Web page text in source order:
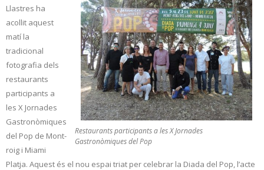
Restaurants participants a les X Jornades
Gastronòmiques del Pop
Llastres ha
acollit aquest
matí la
tradicional
fotografia dels
restaurants
participants a
les X Jornades
Gastronòmiques
del Pop de Mont-
roig i Miami
Platja. Aquest és el nou espai triat per celebrar la Diada del Pop, l’acte